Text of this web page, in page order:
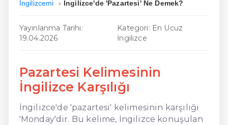
İngilizcemi İngilizce'de 'Pazartesi' Ne Demek?
Yayınlanma Tarihi:
19.04.2026
Kategori: En Ucuz
İngilizce
Pazartesi Kelimesinin
İngilizce Karşılığı
İngilizce'de 'pazartesi' kelimesinin karşılığı
'Monday'dir. Bu kelime, İngilizce konuşulan